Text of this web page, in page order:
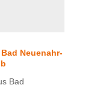
Neuenahr-
Bad